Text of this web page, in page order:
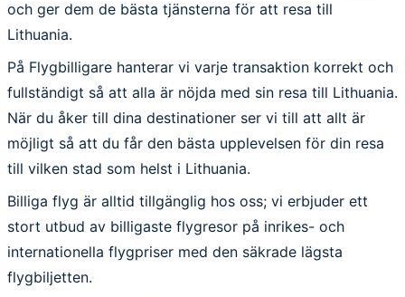
och ger dem de bästa tjänsterna för att resa till
Lithuania.
På Flygbilligare hanterar vi varje transaktion korrekt och
fullständigt så att alla är nöjda med sin resa till Lithuania.
När du åker till dina destinationer ser vi till att allt är
möjligt så att du får den bästa upplevelsen för din resa
till vilken stad som helst i Lithuania.
Billiga flyg är alltid tillgänglig hos oss; vi erbjuder ett
stort utbud av billigaste flygresor på inrikes- och
internationella flygpriser med den säkrade lägsta
flygbiljetten.